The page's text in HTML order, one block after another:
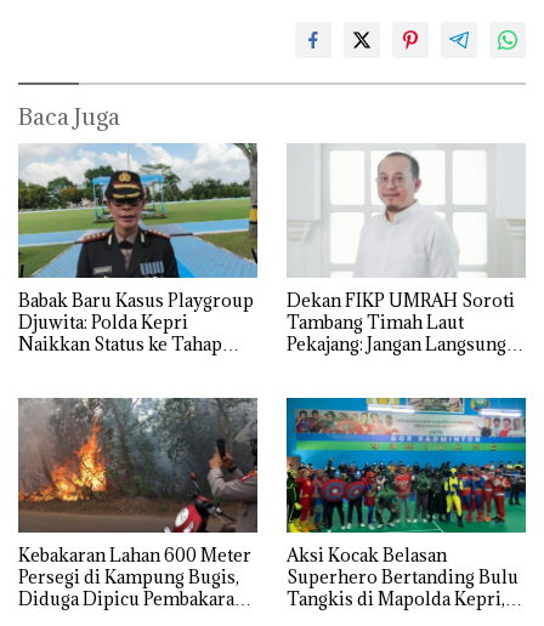
Baca Juga
Babak Baru Kasus Playgroup
Djuwita: Polda Kepri
Naikkan Status ke Tahap
Dekan FIKP UMRAH Soroti
Tambang Timah Laut
Pekajang: Jangan Langsung
Lingkungannya
Kebakaran Lahan 600 Meter
Persegi di Kampung Bugis,
Diduga Dipicu Pembakaran
Aksi Kocak Belasan
Superhero Bertanding Bulu
Tangkis di Mapolda Kepri,